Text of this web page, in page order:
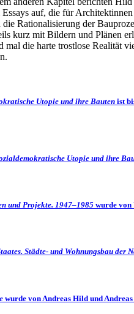
auf, die für
Rationalisierung der
kurz mit Bildern und Plänen
die harte trostlose Realität
Utopie und ihre Bauten ist
Utopie und ihre
und Projekte. 1947–1985 wurde von
Städte- und Wohnungsbau der
wurde von Andreas Hild und